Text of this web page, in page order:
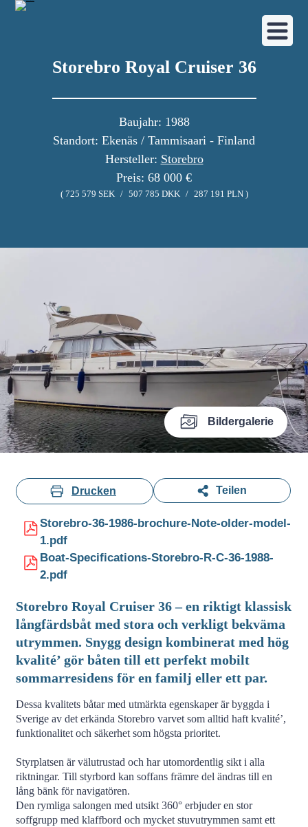
Bildergalerie
Storebro Royal Cruiser 36
Baujahr: 1988
Standort: Ekenäs / Tammisaari - Finland
Hersteller: Storebro
Preis: 68 000 €
( 725 579 SEK / 507 785 DKK / 287 191 PLN )
Drucken Teilen
Storebro-36-1986-brochure-Note-older-model-
1.pdf
Boat-Specifications-Storebro-R-C-36-1988-
2.pdf
Storebro Royal Cruiser 36 – en riktigt klassisk
långfärdsbåt med stora och verkligt bekväma
utrymmen. Snygg design kombinerat med hög
kvalité’ gör båten till ett perfekt mobilt
sommarresidens för en familj eller ett par.
Dessa kvalitets båtar med utmärkta egenskaper är byggda i
Sverige av det erkända Storebro varvet som alltid haft kvalité’,
funktionalitet och säkerhet som högsta prioritet.
Styrplatsen är välutrustad och har utomordentlig sikt i alla
riktningar. Till styrbord kan soffans främre del ändras till en
lång bänk för navigatören.
Den rymliga salongen med utsikt 360° erbjuder en stor
soffgrupp med klaffbord och mycket stuvutrymmen samt ett